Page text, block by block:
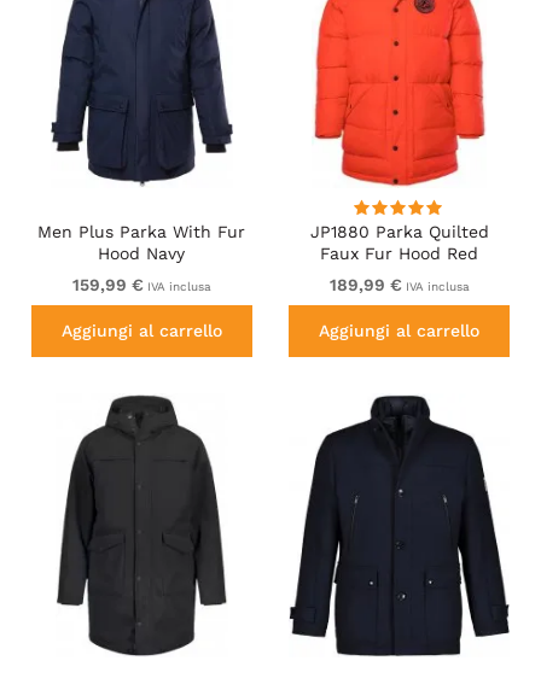
Men Plus Parka With Fur
Hood Navy
159,99 € IVA inclusa
Aggiungi al carrello
JP1880 Parka Quilted
Faux Fur Hood Red
189,99 € IVA inclusa
Aggiungi al carrello